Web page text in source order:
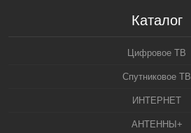
Каталог
Цифровое ТВ
Спутниковое ТВ
ИНТЕРНЕТ
АНТЕННЫ+